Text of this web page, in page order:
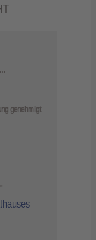
genehmigt